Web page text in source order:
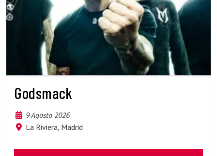
Godsmack
9 Agosto 2026
La Riviera, Madrid